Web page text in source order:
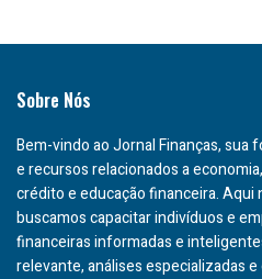
Sobre Nós
Bem-vindo ao Jornal Finanças,
e recursos relacionados a
crédito e educação financeira. Aqui
buscamos capacitar indivíduos e
financeiras informadas e
relevante, análises especializadas